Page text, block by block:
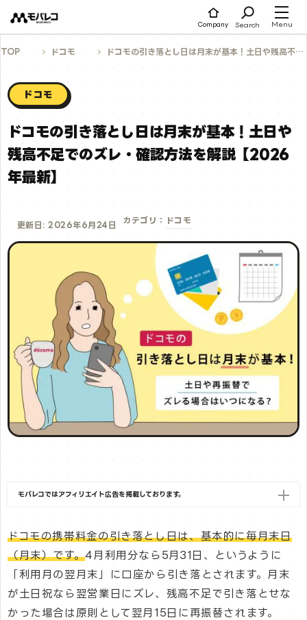
ツ
ス
Company Search Menu
TOP ドコモ ドコモの引き落とし日は月末が基本！土日や残高不足でのズレ・確認方法を解説【2026年最新】
ドコモ
ドコモの引き落とし日は月末が基本！土日や
残高不足でのズレ・確認方法を解説【2026
年最新】
更新日: 2026年6月24日
カテゴリ： ドコモ
モバレコではアフィリエイト広告を掲載しております。
ドコモの携帯料金の引き落とし日は、基本的に毎月末日
（月末）です。4月利用分なら5月31日、というように
「利用月の翌月末」に口座から引き落とされます。月末
が土日祝なら翌営業日にズレ、残高不足で引き落とせな
かった場合は原則として翌月15日に再振替されます。